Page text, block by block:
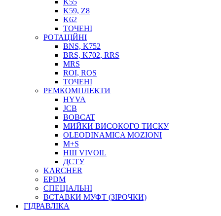
ТОСОЛ, АНТИФРИЗ
ОЛИВА-ПАЛИВО
ПОВІТРЯ-ВОДА
ДЛЯ ЗВАРЮВАННЯ
НАПІРНО-ВСМОКТУЮЧІ
ФІЛЬТРИ ДЛЯ ПАЛЬНОГО
ПІДДОНИ ДЛЯ БОЧОК
МОДУЛЬНІ АЗС
МЕТРОЛОГІЧНЕ ОБЛАДНАННЯ
ЛІЧИЛЬНИКИ І ВИТРАТОМІРИ ДЛЯ ПАЛЬНОГО
КОТУШКИ ДЛЯ ШЛАНГІВ
K55
K59, Z8
K62
ТОЧЕНІ
РОТАЦІЙНІ
BNS, K752
BRS, K702, RRS
MRS
ROI, ROS
ТОЧЕНІ
РЕМКОМПЛЕКТИ
HYVA
JCB
BOBCAT
МИЙКИ ВИСОКОГО ТИСКУ
OLEODINAMICA MOZIONI
M+S
НШ VIVOIL
ДСТУ
KARCHER
EPDM
СПЕЦІАЛЬНІ
ВСТАВКИ МУФТ (ЗІРОЧКИ)
ГІДРАВЛІКА